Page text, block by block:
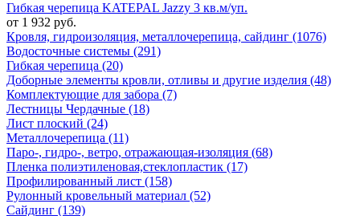
Гибкая черепица KATEPAL Jazzy 3 кв.м/уп.
от 1 932 руб.
Кровля, гидроизоляция, металлочерепица, сайдинг (1076)
Водосточные системы (291)
Гибкая черепица (20)
Доборные элементы кровли, отливы и другие изделия (48)
Комплектующие для забора (7)
Лестницы Чердачные (18)
Лист плоский (24)
Металлочерепица (11)
Паро-, гидро-, ветро, отражающая-изоляция (68)
Пленка полиэтиленовая,стеклопластик (17)
Профилированный лист (158)
Рулонный кровельный материал (52)
Сайдинг (139)